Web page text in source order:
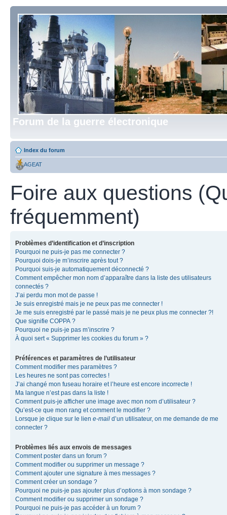
Forum de la guerre électronique
Index du forum
AGEAT
Foire aux questions
fréquemment)
Problèmes d’identification et d’inscription
Pourquoi ne puis-je pas me connecter ?
Pourquoi dois-je m’inscrire après tout ?
Pourquoi suis-je automatiquement déconnecté ?
Comment empêcher mon nom d’apparaître dans la liste des utilisateurs
connectés ?
J’ai perdu mon mot de passe !
Je suis enregistré mais je ne peux pas me connecter !
Je me suis enregistré par le passé mais je ne peux plus me connecter ?!
Que signifie COPPA ?
Pourquoi ne puis-je pas m’inscrire ?
À quoi sert « Supprimer les cookies du forum » ?
Préférences et paramètres de l’utilisateur
Comment modifier mes paramètres ?
Les heures ne sont pas correctes !
J’ai changé mon fuseau horaire et l’heure est encore incorrecte !
Ma langue n’est pas dans la liste !
Comment puis-je afficher une image avec mon nom d’utilisateur ?
Qu’est-ce que mon rang et comment le modifier ?
Lorsque je clique sur le lien e-mail d’un utilisateur, on me demande de me
connecter ?
Problèmes liés aux envois de messages
Comment poster dans un forum ?
Comment modifier ou supprimer un message ?
Comment ajouter une signature à mes messages ?
Comment créer un sondage ?
Pourquoi ne puis-je pas ajouter plus d’options à mon sondage ?
Comment modifier ou supprimer un sondage ?
Pourquoi ne puis-je pas accéder à un forum ?